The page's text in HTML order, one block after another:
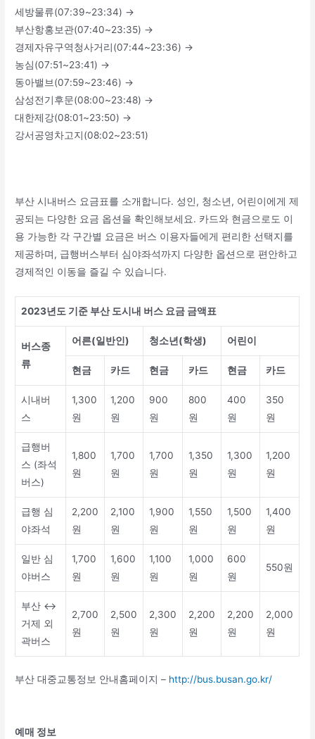
세방물류(07:39~23:34) →
부산항홍보관(07:40~23:35) →
경제자유구역청사거리(07:44~23:36) →
농심(07:51~23:41) →
동아밸브(07:59~23:46) →
삼성전기후문(08:00~23:48) →
대한제강(08:01~23:50) →
강서공영차고지(08:02~23:51)
부산 시내버스 요금표를 소개합니다. 성인, 청소년, 어린이에게 제
공되는 다양한 요금 옵션을 확인해보세요. 카드와 현금으로도 이
용 가능한 각 구간별 요금은 버스 이용자들에게 편리한 선택지를
제공하며, 급행버스부터 심야좌석까지 다양한 옵션으로 편안하고
경제적인 이동을 즐길 수 있습니다.
2023년도 기준 부산 도시내 버스 요금 금액표
버스종
류
어른(일반인) 청소년(학생) 어린이
현금 카드 현금 카드 현금 카드
시내버
스
1,300
원
1,200
원
900
원
800
원
400
원
350
원
급행버
스 (좌석
버스)
1,800
원
1,700
원
1,700
원
1,350
원
1,300
원
1,200
원
급행 심
야좌석
2,200
원
2,100
원
1,900
원
1,550
원
1,500
원
1,400
원
일반 심
야버스
1,700
원
1,600
원
1,100
원
1,000
원
600
원
550원
부산 ↔
거제 외
곽버스
2,700
원
2,500
원
2,300
원
2,200
원
2,200
원
2,000
원
부산 대중교통정보 안내홈페이지 – http://bus.busan.go.kr/
예매 정보